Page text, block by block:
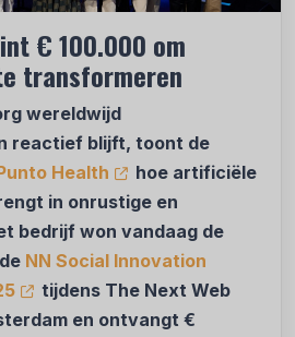
€ 100.000 om
transformeren
wereldwijd
reactief blijft, toont de
Health
hoe artificiële
in onrustige en
bedrijf won vandaag de
NN Social Innovation
tijdens The Next Web
en ontvangt €